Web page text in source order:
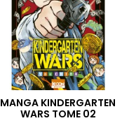
MANGA KINDERGARTEN
WARS TOME 02